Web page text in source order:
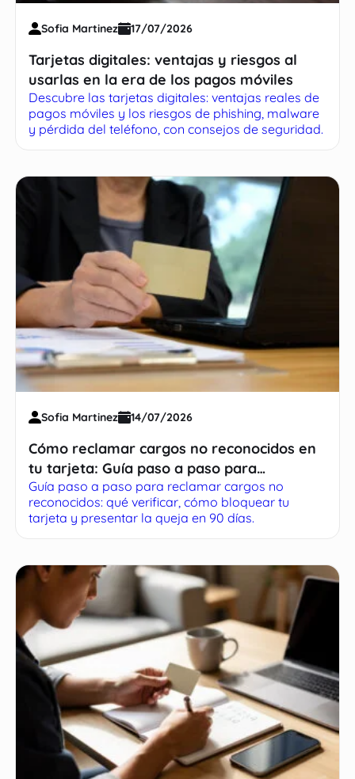
Sofia Martinez 17/07/2026
Tarjetas digitales: ventajas y riesgos al
usarlas en la era de los pagos móviles
Descubre las tarjetas digitales: ventajas reales de
pagos móviles y los riesgos de phishing, malware
y pérdida del teléfono, con consejos de seguridad.
Sofia Martinez 14/07/2026
Cómo reclamar cargos no reconocidos en
tu tarjeta: Guía paso a paso para
recuperar tu dinero
Guía paso a paso para reclamar cargos no
reconocidos: qué verificar, cómo bloquear tu
tarjeta y presentar la queja en 90 días.